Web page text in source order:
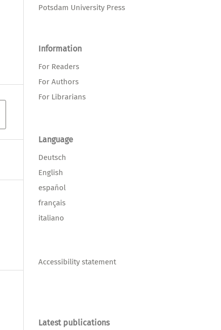
Potsdam University Press
Information
For Readers
For Authors
For Librarians
Language
Deutsch
English
español
français
italiano
Accessibility statement
Latest publications